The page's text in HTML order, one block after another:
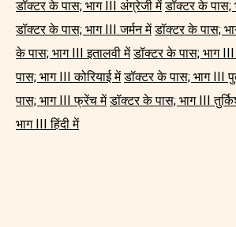
डॉक्टर के पास; भाग III अंग्रेजी में डॉक्टर के पास;
डॉक्टर के पास; भाग III जर्मन में डॉक्टर के पास;
के पास; भाग III इतालवी में डॉक्टर के पास; भाग III
पास; भाग III कोरियाई में डॉक्टर के पास; भाग III
पास; भाग III फ्रेंच में डॉक्टर के पास; भाग III
भाग III हिंदी में